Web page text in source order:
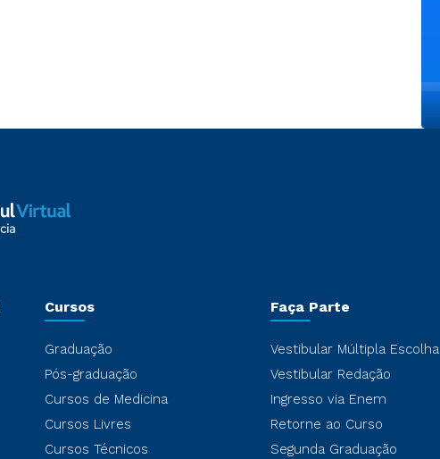
Cursos
Graduação
Pós-graduação
Cursos de Medicina
Cursos Livres
Cursos Técnicos
Faça Parte
Vestibular Múltipla Escolha
Vestibular Redação
Ingresso via Enem
Retorne ao Curso
Segunda Graduação